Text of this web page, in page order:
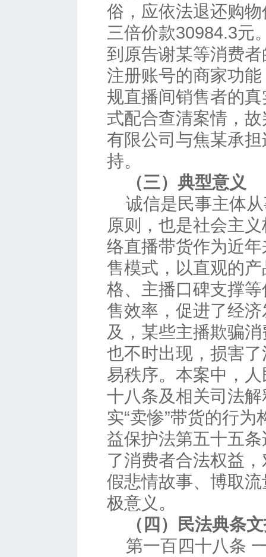
俗，应依法退还购
三倍价款30984.3元
到原告谢某等消费
注册账号的商家功
规直播间销售者的
式配合查清案情，
有限公司与焦某承
持。
（三）典型意义
诚信是民事主体
原则，也是社会主
络直播带货作为近
售模式，以直观的
格、主播口碑支撑
售效率，促进了经
及，某些主播欺骗
也不时出现，损害
易秩序。本案中，
十八条及相关司法
实“卖惨”带货的行
益保护法第五十五
了消费者合法权益
假悲情故事、博取
极意义。
（四）民法典条
第一百四十八条